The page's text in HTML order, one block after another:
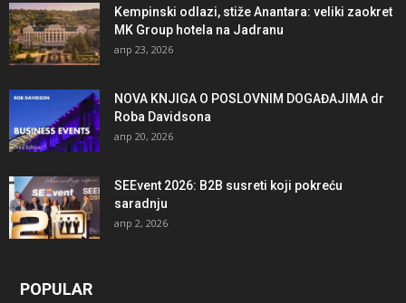
Kempinski odlazi, stiže Anantara: veliki zaokret
MK Group hotela na Jadranu
апр 23, 2026
NOVA KNJIGA O POSLOVNIM DOGAĐAJIMA dr
Roba Davidsona
апр 20, 2026
SEEvent 2026: B2B susreti koji pokreću
saradnju
апр 2, 2026
POPULAR